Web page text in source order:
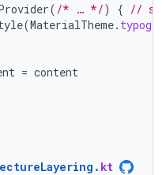
( /* … */) { // set
(MaterialTheme.
= content
. kt